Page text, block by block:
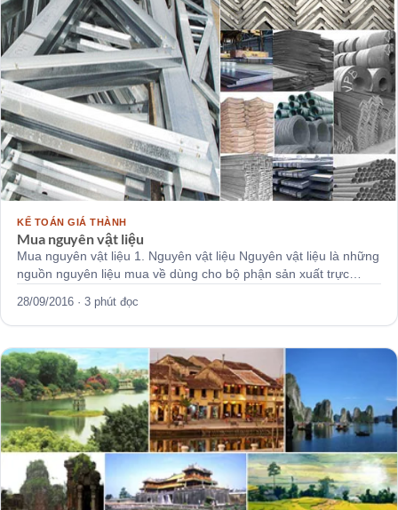
KẾ TOÁN GIÁ THÀNH
Mua nguyên vật liệu
Mua nguyên vật liệu 1. Nguyên vật liệu Nguyên vật liệu là những
nguồn nguyên liệu mua về dùng cho bộ phận sản xuất trực…
28/09/2016 · 3 phút đọc